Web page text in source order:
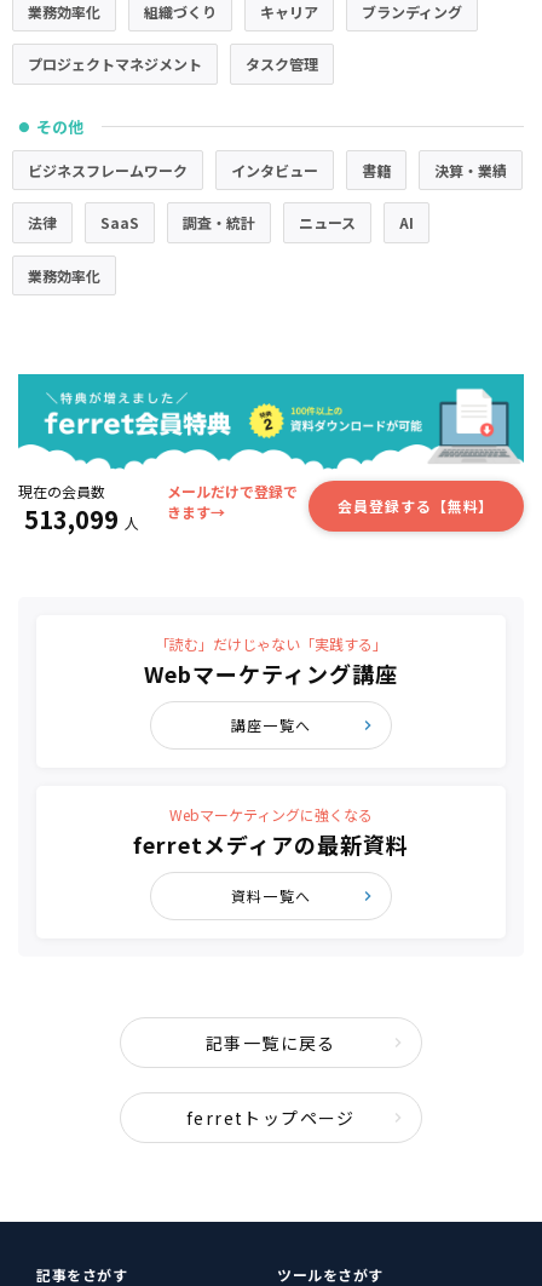
業務効率化 組織づくり キャリア ブランディング
プロジェクトマネジメント タスク管理
● その他
ビジネスフレームワーク インタビュー 書籍 決算・業績
法律 SaaS 調査・統計 ニュース AI
業務効率化
現在の会員数
513,099 人
メールだけで登録で
きます→
会員登録する【無料】
「読む」だけじゃない「実践する」
Webマーケティング講座
講座一覧へ
Webマーケティングに強くなる
ferretメディアの最新資料
資料一覧へ
記事一覧に戻る
ferretトップページ
記事をさがす
ツールをさがす